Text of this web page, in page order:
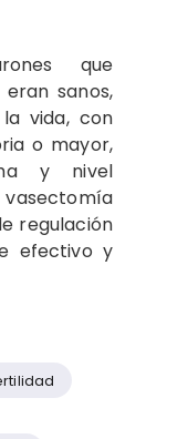
que
sanos,
vida, con
o mayor,
y nivel
regulación
efectivo y